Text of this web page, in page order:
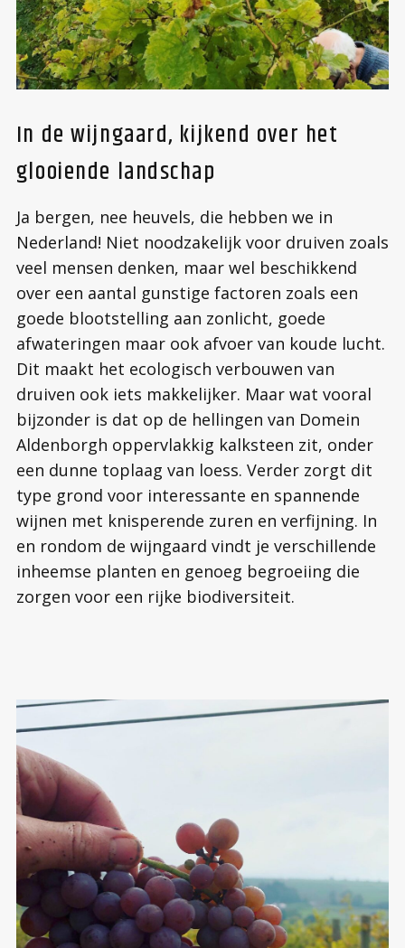
In de wijngaard, kijkend over het
glooiende landschap
Ja bergen, nee heuvels, die hebben we in
Nederland! Niet noodzakelijk voor druiven zoals
veel mensen denken, maar wel beschikkend
over een aantal gunstige factoren zoals een
goede blootstelling aan zonlicht, goede
afwateringen maar ook afvoer van koude lucht.
Dit maakt het ecologisch verbouwen van
druiven ook iets makkelijker. Maar wat vooral
bijzonder is dat op de hellingen van Domein
Aldenborgh oppervlakkig kalksteen zit, onder
een dunne toplaag van loess. Verder zorgt dit
type grond voor interessante en spannende
wijnen met knisperende zuren en verfijning. In
en rondom de wijngaard vindt je verschillende
inheemse planten en genoeg begroeiing die
zorgen voor een rijke biodiversiteit.